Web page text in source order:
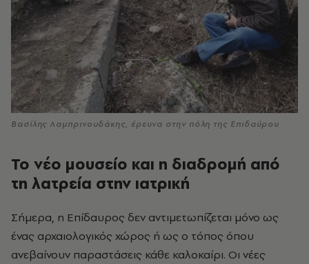
Βασίλης Λαμπρινουδάκης, έρευνα στην πόλη της Επιδαύρου
Το νέο μουσείο και η διαδρομή από
τη λατρεία στην ιατρική
Σήμερα, η Επίδαυρος δεν αντιμετωπίζεται μόνο ως
ένας αρχαιολογικός χώρος ή ως ο τόπος όπου
ανεβαίνουν παραστάσεις κάθε καλοκαίρι. Οι νέες